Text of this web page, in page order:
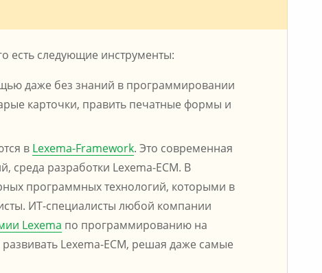
есть следующие инструменты:
даже без знаний в программировании
карточки, править печатные формы и
в Lexema-Framework. Это современная
среда разработки Lexema-ECM. В
программных технологий, которыми в
ИТ-специалисты любой компании
Lexema по программированию на
Lexema-ECM, решая даже самые